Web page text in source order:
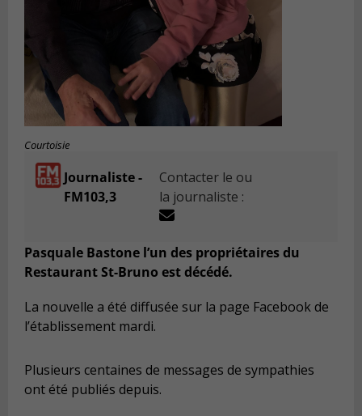
Courtoisie
Journaliste -
FM103,3
Contacter le ou
la journaliste :
Pasquale Bastone l’un des propriétaires du
Restaurant St-Bruno est décédé.
La nouvelle a été diffusée sur la page Facebook de
l’établissement mardi.
Plusieurs centaines de messages de sympathies
ont été publiés depuis.